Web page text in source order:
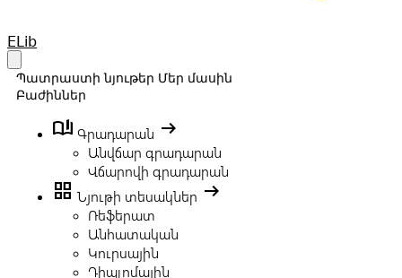
Your Company
ELib
Պատրաստի նյութեր Մեր մասին
Բաժիններ
book_ribbon Գրադարան arrow_right_alt
Անվճար գրադարան
Վճարովի գրադարան
grid_view Նյութի տեսակներ arrow_right_alt
Ռեֆերատ
Անհատական
Կուրսային
Դիպլոմային